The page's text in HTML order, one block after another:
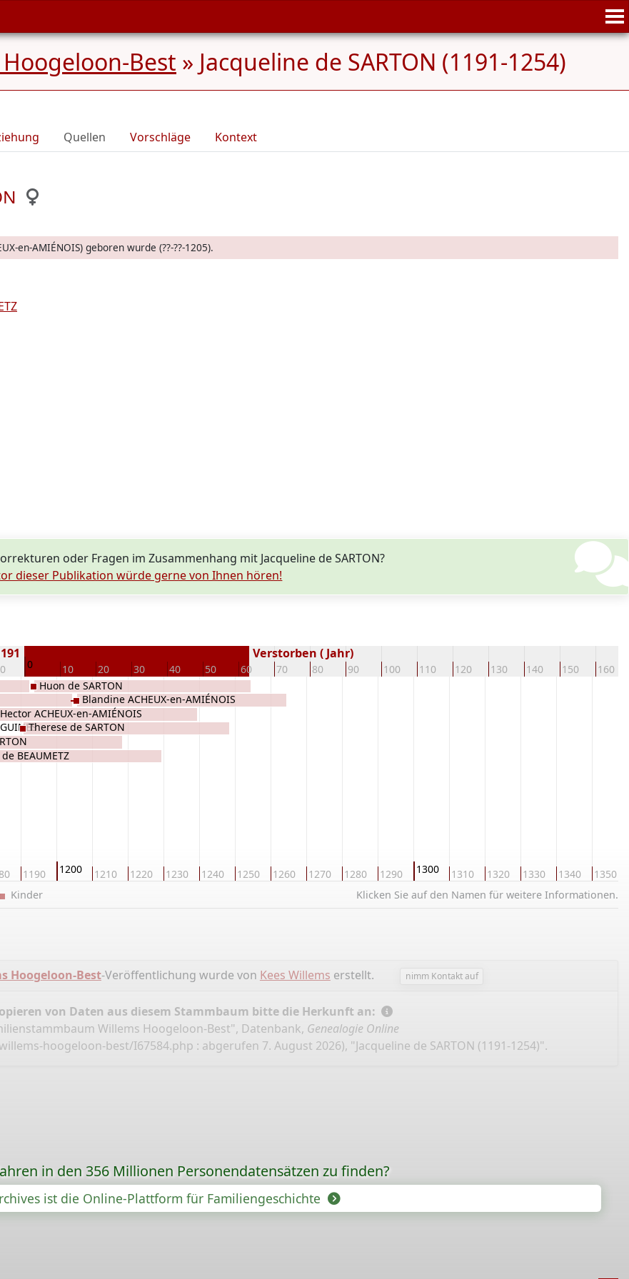
Best » Jacqueline de SARTON (1191-1254)
Quellen Vorschläge Kontext
en-AMIÉNOIS) geboren wurde (??-??-1205).
oder Fragen im Zusammenhang mit Jacqueline de SARTON?
dieser Publikation würde gerne von Ihnen hören!
0 10 20 30 40 50 60 70 80 90 100 110 120 130 140 150 160
Verstorben ( Jahr)
1190 1200 1210 1220 1230 1240 1250 1260 1270 1280 1290 1300 1310 1320 1330 1340 1350
BEAUMETZ
Hector ACHEUX-en-AMIÉNOIS
Therese de SARTON
Huon de SARTON
Blandine ACHEUX-en-AMIÉNOIS
Klicken Sie auf den Namen für weitere Informationen.
Kinder
Hoogeloon-Best-Veröffentlichung wurde von Kees Willems erstellt. nimm Kontakt auf
von Daten aus diesem Stammbaum bitte die Herkunft an:
Willems Hoogeloon-Best", Datenbank, Genealogie Online
hoogeloon-best/I67584.php : abgerufen 7. August 2026), "Jacqueline de SARTON (1191-1254)".
in den 356 Millionen Personendatensätzen zu finden?
ist die Online-Plattform für Familiengeschichte